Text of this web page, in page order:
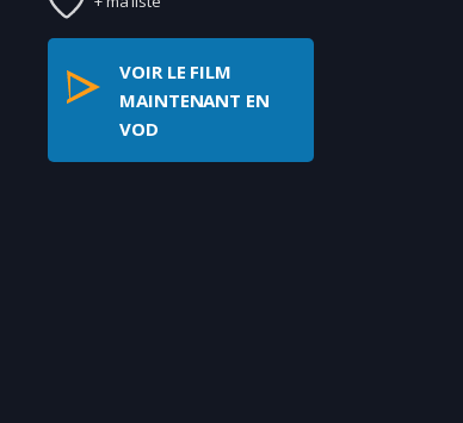
VOIR LE FILM
MAINTENANT EN
VOD